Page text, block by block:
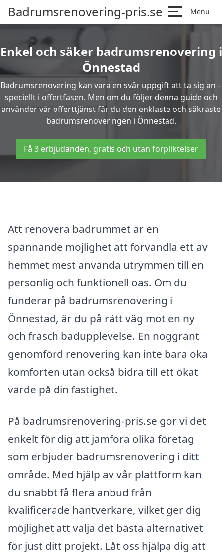
Badrumsrenovering-pris.se Menu
Enkel och säker badrumsrenovering i
Önnestad
Badrumsrenovering kan vara en svår uppgift att ta sig an –
speciellt i offertfasen. Men om du följer denna guide och
använder vår offerttjänst får du den enklaste och säkraste
badrumsrenoveringen i Önnestad.
Få 3 erbjudanden, gratis och utan förpliktelser
Att renovera badrummet är en
spännande möjlighet att förvandla ett av
hemmet mest använda utrymmen till en
personlig och funktionell oas. Om du
funderar på badrumsrenovering i
Önnestad, är du på rätt väg mot en ny
och fräsch badupplevelse. En noggrant
genomförd renovering kan inte bara öka
komforten utan också bidra till ett ökat
värde på din fastighet.
På badrumsrenovering-pris.se gör vi det
enkelt för dig att jämföra olika företag
som erbjuder badrumsrenovering i ditt
område. Med hjälp av vår plattform kan
du snabbt få flera anbud från
kvalificerade hantverkare, vilket ger dig
möjlighet att välja det bästa alternativet
för just ditt projekt. Låt oss hjälpa dig att